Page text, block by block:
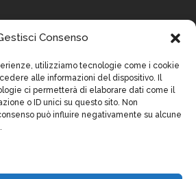
Consenso
utilizziamo tecnologie come i cookie
alle informazioni del dispositivo. Il
ci permetterà di elaborare dati come il
o ID unici su questo sito. Non
può influire negativamente su alcune